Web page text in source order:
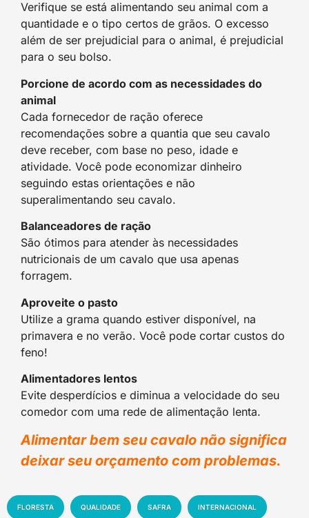
Verifique se está alimentando seu animal com a
quantidade e o tipo certos de grãos. O excesso
além de ser prejudicial para o animal, é prejudicial
para o seu bolso.
Porcione de acordo com as necessidades do
animal
Cada fornecedor de ração oferece
recomendações sobre a quantia que seu cavalo
deve receber, com base no peso, idade e
atividade. Você pode economizar dinheiro
seguindo estas orientações e não
superalimentando seu cavalo.
Balanceadores de ração
São ótimos para atender às necessidades
nutricionais de um cavalo que usa apenas
forragem.
Aproveite o pasto
Utilize a grama quando estiver disponível, na
primavera e no verão. Você pode cortar custos do
feno!
Alimentadores lentos
Evite desperdícios e diminua a velocidade do seu
comedor com uma rede de alimentação lenta.
Alimentar bem seu cavalo não significa
deixar seu orçamento com problemas.
FLORESTA QUALIDADE SAFRA INTERNACIONAL